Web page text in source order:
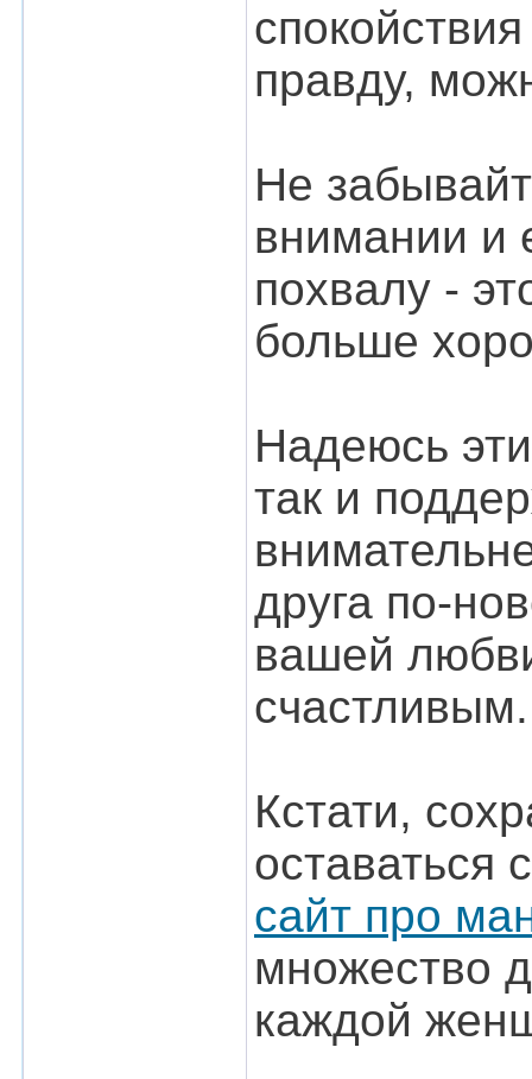
правду,
Не
внимании и
похвалу -
больше
Надеюсь
так и
друга по-
вашей
счастливым.
Кстати,
оставаться
сайт про
множество
каждой